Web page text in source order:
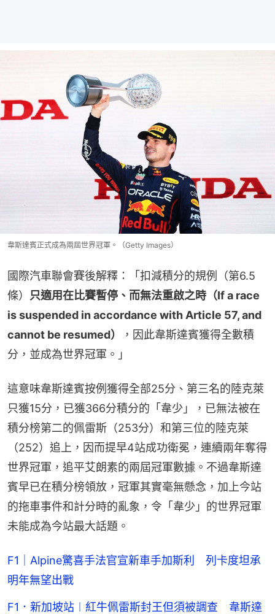
韋斯達賓正式成為兩屆世界冠軍。（Getty Images）
國際汽車聯會賽後解釋：「扣減積分的規例（第6.5
條） 只適用在比賽暫停、而無法重啟之時（If a race
is suspended in accordance with Article 57, and
cannot be resumed）
，因此韋斯達賓獲得全數積
分，並成為世界冠軍。」
這意味韋斯達賓按例獲得全部25分、第三名的陸克萊
只獲15分，已獲366分積分的「韋少」，已無法被在
積分榜第二的佩雷斯（253分）和第三位的陸克萊
（252）追上，因而提早4站成功衛冕，連續兩年奪得
世界冠軍，追平艾朗素的兩屆冠軍數據。不過韋斯達
賓早已在積分榜領放，冠軍其實毫無懸念，加上今站
的拖車事件和計分時的亂象，令「韋少」的世界冠軍
未能成為今站最大話題。
F1｜Alpine驚喜手法官宣新車手加斯利 列卡度坦承
明年無望出戰
F1．新加坡站︱紅牛佩雷斯封王但須被調查 韋斯達